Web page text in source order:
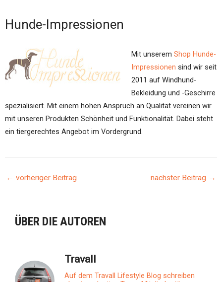
Hunde-Impressionen
Mit unserem Shop Hunde-
Impressionen sind wir seit
2011 auf Windhund-
Bekleidung und -Geschirre
spezialisiert. Mit einem hohen Anspruch an Qualität vereinen wir
mit unseren Produkten Schönheit und Funktionalität. Dabei steht
ein tiergerechtes Angebot im Vordergrund.
← vorheriger Beitrag nächster Beitrag →
ÜBER DIE AUTOREN
Travall
Auf dem Travall Lifestyle Blog schreiben